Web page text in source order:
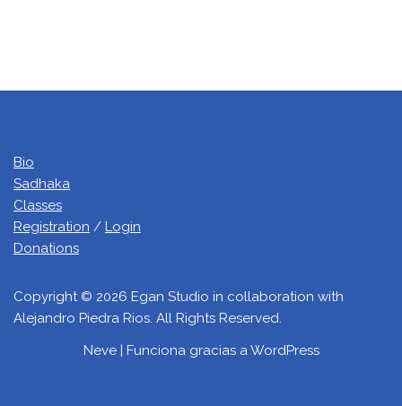
Bio
Sadhaka
Classes
Registration / Login
Donations
Copyright © 2026 Egan Studio in collaboration with
Alejandro Piedra Rios. All Rights Reserved.
Neve| Funciona gracias aWordPress